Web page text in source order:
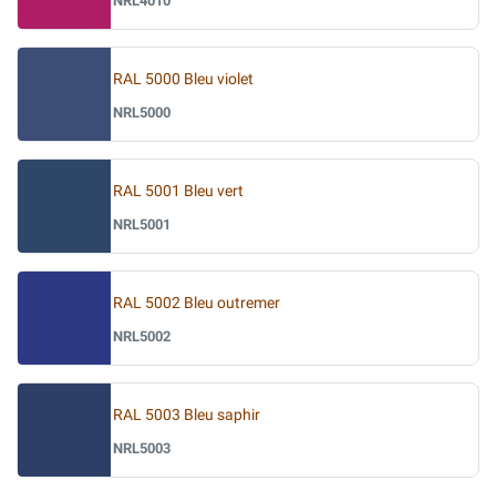
RAL 5000 Bleu violet
NRL5000
RAL 5001 Bleu vert
NRL5001
RAL 5002 Bleu outremer
NRL5002
RAL 5003 Bleu saphir
NRL5003